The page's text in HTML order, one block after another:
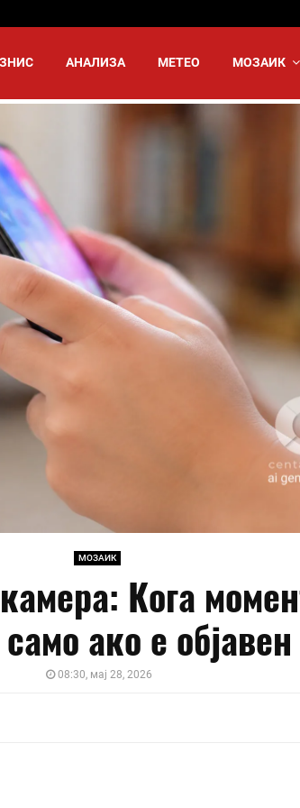
АНАЛИЗА МЕТЕО МОЗАИК
МОЗАИК
Кога
ако е објавен
08:30, мај 28, 2026